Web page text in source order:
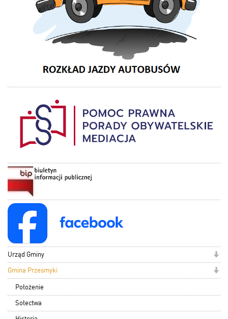
Urząd Gminy
Gmina Przesmyki
Położenie
Sołectwa